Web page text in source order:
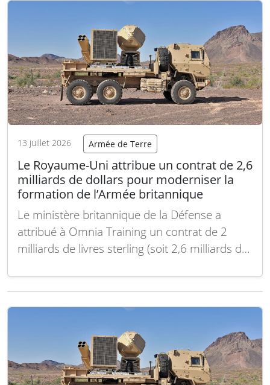
char a souvent été confronté…
Lire la suite
13 juillet 2026 Armée de Terre
Le Royaume-Uni attribue un contrat de 2,6
milliards de dollars pour moderniser la
formation de l’Armée britannique
Le ministère britannique de la Défense a
attribué à Omnia Training un contrat de 2
milliards de livres sterling (soit 2,6 milliards de
unités de l’Armée britannique s’entraînent à la